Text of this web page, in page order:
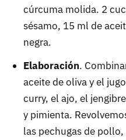
cúrcuma molida. 2
sésamo, 15 ml de
negra.
Elaboración.
aceite de oliva y el
curry, el ajo, el
y pimienta.
las pechugas de